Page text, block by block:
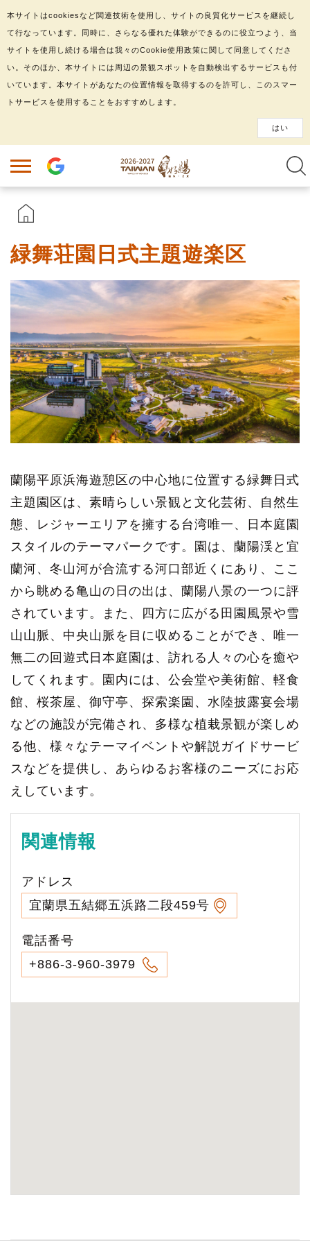
緑舞荘園日式主題遊楽区
蘭陽平原浜海遊憩区の中心地に位置する緑舞日式
主題園区は、素晴らしい景観と文化芸術、自然生
態、レジャーエリアを擁する台湾唯一、日本庭園
スタイルのテーマパークです。園は、蘭陽渓と宜
蘭河、冬山河が合流する河口部近くにあり、ここ
から眺める亀山の日の出は、蘭陽八景の一つに評
されています。また、四方に広がる田園風景や雪
山山脈、中央山脈を目に収めることができ、唯一
無二の回遊式日本庭園は、訪れる人々の心を癒や
してくれます。園内には、公会堂や美術館、軽食
館、桜茶屋、御守亭、探索楽園、水陸披露宴会場
などの施設が完備され、多様な植栽景観が楽しめ
る他、様々なテーマイベントや解説ガイドサービ
スなどを提供し、あらゆるお客様のニーズにお応
えしています。
関連情報
アドレス
宜蘭県五結郷五浜路二段459号
電話番号
+886-3-960-3979
本サイトはcookiesなど関連技術を使用し、サイトの良質化サービスを継続し
て行なっています。同時に、さらなる優れた体験ができるのに役立つよう、当
サイトを使用し続ける場合は我々のCookie使用政策に関して同意してくださ
い。そのほか、本サイトには周辺の景観スポットを自動検出するサービスも付
いています。本サイトがあなたの位置情報を取得するのを許可し、このスマー
トサービスを使用することをおすすめします。
はい